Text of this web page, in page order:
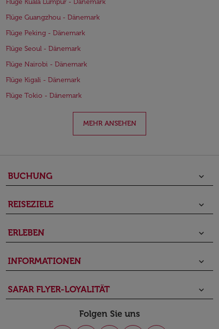
Flüge Kuala Lumpur - Dänemark
Flüge Guangzhou - Dänemark
Flüge Peking - Dänemark
Flüge Seoul - Dänemark
Flüge Nairobi - Dänemark
Flüge Kigali - Dänemark
Flüge Tokio - Dänemark
MEHR ANSEHEN
BUCHUNG keyboard_arrow_down
REISEZIELE keyboard_arrow_down
ERLEBEN keyboard_arrow_down
INFORMATIONEN keyboard_arrow_down
SAFAR FLYER-LOYALITÄT keyboard_arrow_down
Folgen Sie uns